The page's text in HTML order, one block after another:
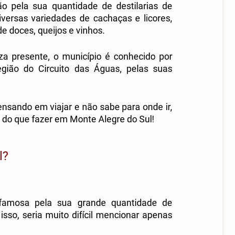
pela sua quantidade de destilarias de
variedades de cachaças e licores,
doces, queijos e vinhos.
presente, o município é conhecido por
do Circuito das Águas, pelas suas
em viajar e não sabe para onde ir,
que fazer em Monte Alegre do Sul!
pela sua grande quantidade de
seria muito difícil mencionar apenas